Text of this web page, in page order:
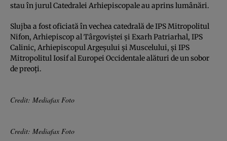
stau în jurul Catedralei Arhiepiscopale au aprins lumânări.
Slujba a fost oficiată în vechea catedrală de IPS Mitropolitul
Nifon, Arhiepiscop al Târgoviştei şi Exarh Patriarhal, IPS
Calinic, Arhiepiscopul Argeşului şi Muscelului, şi IPS
Mitropolitul Iosif al Europei Occidentale alături de un sobor
de preoţi.
Credit: Mediafax Foto
Credit: Mediafax Foto